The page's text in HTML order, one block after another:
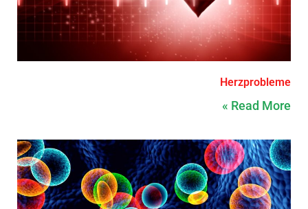
Herzprobleme
Read More »